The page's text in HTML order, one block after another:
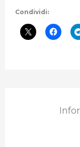
Condividi: